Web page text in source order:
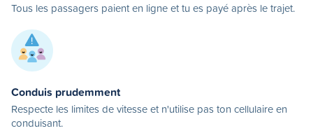
Tous les passagers paient en ligne et tu es payé après le trajet.
Conduis prudemment
Respecte les limites de vitesse et n'utilise pas ton cellulaire en
conduisant.